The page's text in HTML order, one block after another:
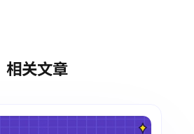
相关文章